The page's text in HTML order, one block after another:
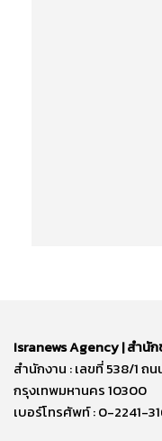
Isranews Agency | สำนั
สำนักงาน : เลขที่ 538/1
กรุงเทพมหานคร 10300
เบอร์โทรศัพท์ : 0-2241-